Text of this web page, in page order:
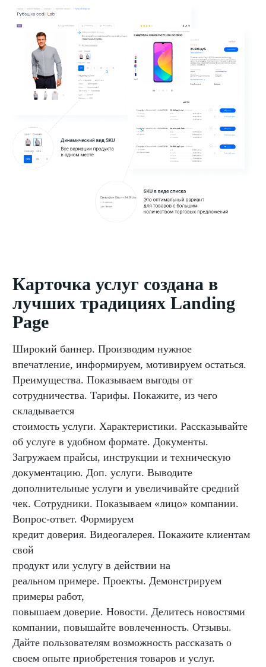
Карточка услуг создана в
лучших традициях Landing
Page
Широкий баннер. Производим нужное
впечатление, информируем, мотивируем остаться.
Преимущества. Показываем выгоды от
сотрудничества. Тарифы. Покажите, из чего
складывается
стоимость услуги. Характеристики. Рассказывайте
об услуге в удобном формате. Документы.
Загружаем прайсы, инструкции и техническую
документацию. Доп. услуги. Выводите
дополнительные услуги и увеличивайте средний
чек. Сотрудники. Показываем «лицо» компании.
Вопрос-ответ. Формируем
кредит доверия. Видеогалерея. Покажите клиентам
свой
продукт или услугу в действии на
реальном примере. Проекты. Демонстрируем
примеры работ,
повышаем доверие. Новости. Делитесь новостями
компании, повышайте вовлеченность. Отзывы.
Дайте пользователям возможность рассказать о
своем опыте приобретения товаров и услуг.